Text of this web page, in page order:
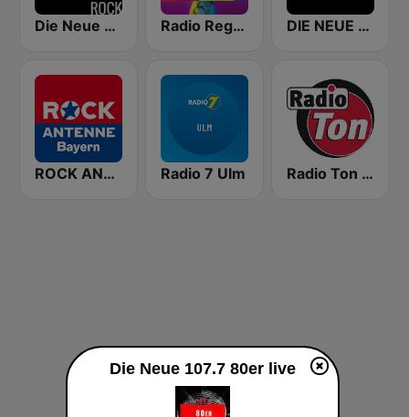
Die Neue 107.7 Rock Radio Regenbogen - 90er Dance DIE NEUE 107.7 - BESTER ROCK UND POP
ROCK ANTENNE Bayern Radio 7 Ulm Radio Ton - Baden Württemberg
Die Neue 107.7 80er live